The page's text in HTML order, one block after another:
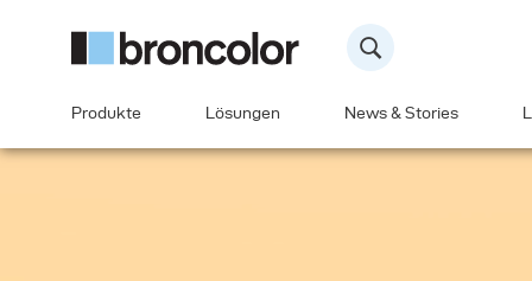
Produkte Lösungen News & Stories